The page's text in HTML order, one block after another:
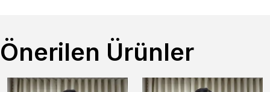
Önerilen Ürünler